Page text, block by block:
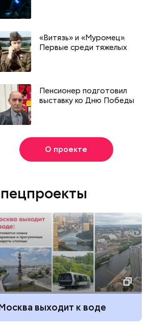
«Витязь» и «Муромец».
Первые среди тяжелых
Пенсионер подготовил
выставку ко Дню Победы
О проекте
выходит к воде